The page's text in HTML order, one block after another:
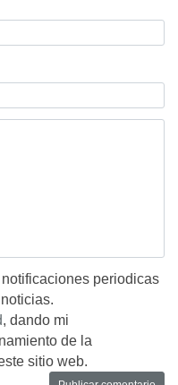
periodicas
, dando mi
de la
sitio web.